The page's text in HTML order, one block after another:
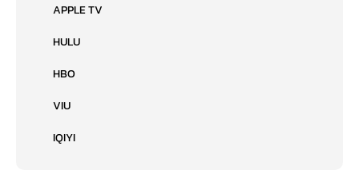
APPLE TV
HULU
HBO
VIU
IQIYI